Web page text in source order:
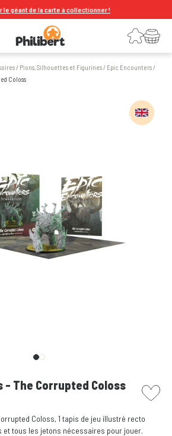
de la carte à collectionner !
Connexion
Votre panier
/ Pions, Silhouettes et Figurines/ Epic Encounters/
Coloss
- The Corrupted Coloss picto
Coloss, 1 tapis de jeu illustré recto
et tous les jetons nécessaires pour jouer.